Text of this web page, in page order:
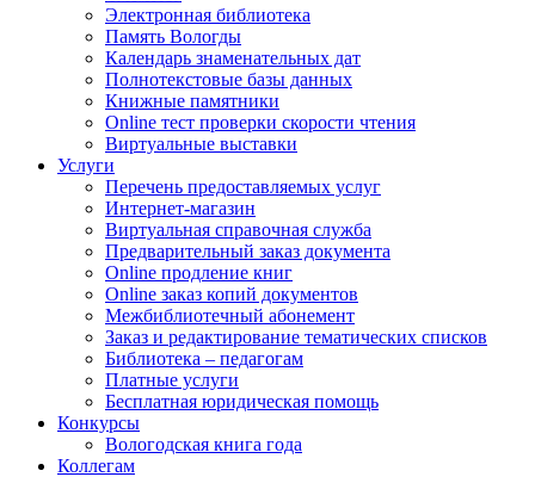
Электронная библиотека
Память Вологды
Календарь знаменательных дат
Полнотекстовые базы данных
Книжные памятники
Online тест проверки скорости чтения
Виртуальные выставки
Услуги
Перечень предоставляемых услуг
Интернет-магазин
Виртуальная справочная служба
Предварительный заказ документа
Online продление книг
Online заказ копий документов
Межбиблиотечный абонемент
Заказ и редактирование тематических списков
Библиотека – педагогам
Платные услуги
Бесплатная юридическая помощь
Конкурсы
Вологодская книга года
Коллегам